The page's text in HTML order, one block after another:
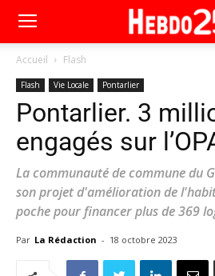
Accueil Flash
Flash Vie Locale Pontarlier
Pontarlier. 3
engagés sur
La communauté de commune du
son projet d'amélioration de
poche pour financer plus de 369
Par La Rédaction - 18 octobre 2023